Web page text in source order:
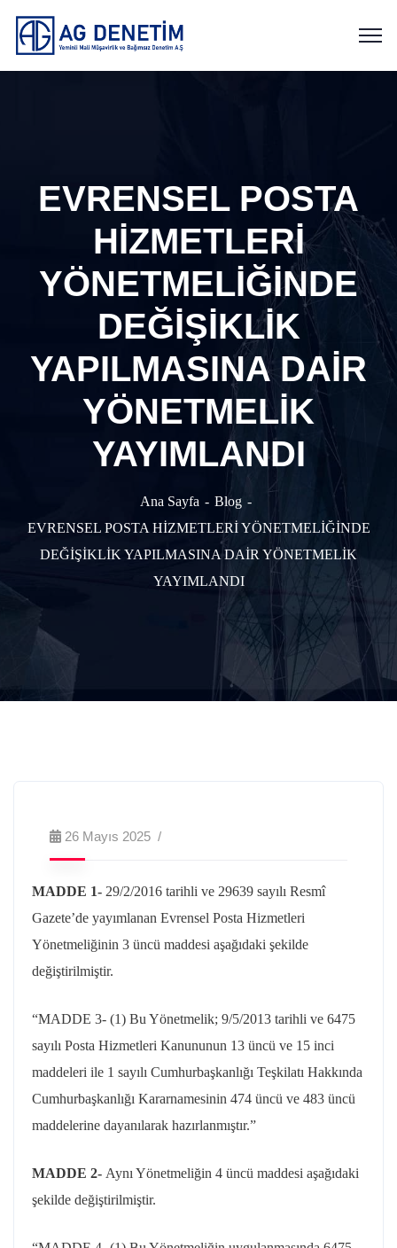
EVRENSEL POSTA
HİZMETLERİ
YÖNETMELİĞİNDE
DEĞİŞİKLİK
YAPILMASINA DAİR
YÖNETMELİK
YAYIMLANDI
Ana Sayfa
Blog
EVRENSEL POSTA HİZMETLERİ YÖNETMELİĞİNDE
DEĞİŞİKLİK YAPILMASINA DAİR YÖNETMELİK
YAYIMLANDI
26 Mayıs 2025
MADDE 1- 29/2/2016 tarihli ve 29639 sayılı Resmî
Gazete’de yayımlanan Evrensel Posta Hizmetleri
Yönetmeliğinin 3 üncü maddesi aşağıdaki şekilde
değiştirilmiştir.
“MADDE 3- (1) Bu Yönetmelik; 9/5/2013 tarihli ve 6475
sayılı Posta Hizmetleri Kanununun 13 üncü ve 15 inci
maddeleri ile 1 sayılı Cumhurbaşkanlığı Teşkilatı Hakkında
Cumhurbaşkanlığı Kararnamesinin 474 üncü ve 483 üncü
maddelerine dayanılarak hazırlanmıştır.”
MADDE 2- Aynı Yönetmeliğin 4 üncü maddesi aşağıdaki
şekilde değiştirilmiştir.